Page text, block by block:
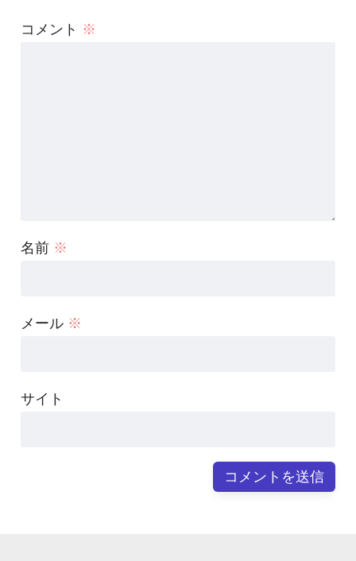
コメント ※
名前 ※
メール ※
サイト